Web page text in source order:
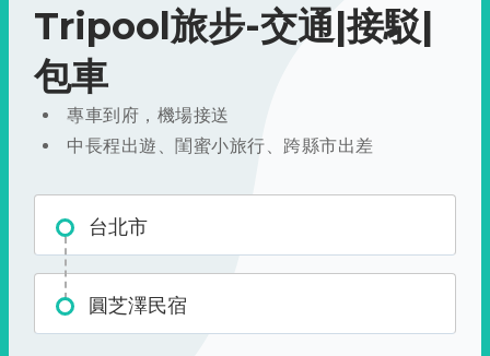
Tripool旅步-交通|接駁|
包車
專車到府，機場接送
中長程出遊、閨蜜小旅行、跨縣市出差
台北市
圓芝澤民宿